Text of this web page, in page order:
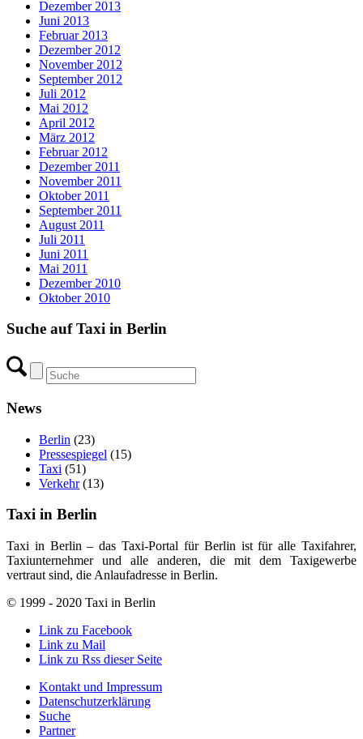
Dezember 2013
Juni 2013
Februar 2013
Dezember 2012
November 2012
September 2012
Juli 2012
Mai 2012
April 2012
März 2012
Februar 2012
Dezember 2011
November 2011
Oktober 2011
September 2011
August 2011
Juli 2011
Juni 2011
Mai 2011
Dezember 2010
Oktober 2010
Suche auf Taxi in Berlin
News
Berlin (23)
Pressespiegel (15)
Taxi (51)
Verkehr(13)
Taxi in Berlin
Taxi in Berlin – das Taxi-Portal für Berlin ist für alle Taxifahrer,
Taxiunternehmer und alle anderen, die mit dem Taxigewerbe
vertraut sind, die Anlaufadresse in Berlin.
© 1999 - 2020 Taxi in Berlin
Link zu Facebook
Link zu Mail
Link zu Rss dieser Seite
Kontakt und Impressum
Datenschutzerklärung
Suche
Partner